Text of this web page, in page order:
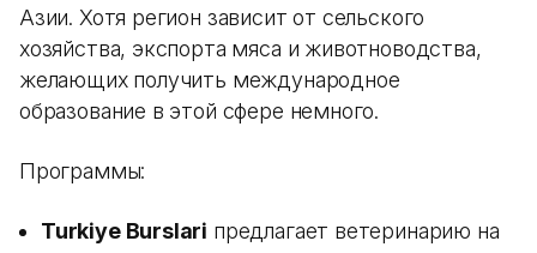
Азии. Хотя регион зависит от сельского
хозяйства, экспорта мяса и животноводства,
желающих получить международное
образование в этой сфере немного.
Программы:
Turkiye Burslari предлагает ветеринарию на